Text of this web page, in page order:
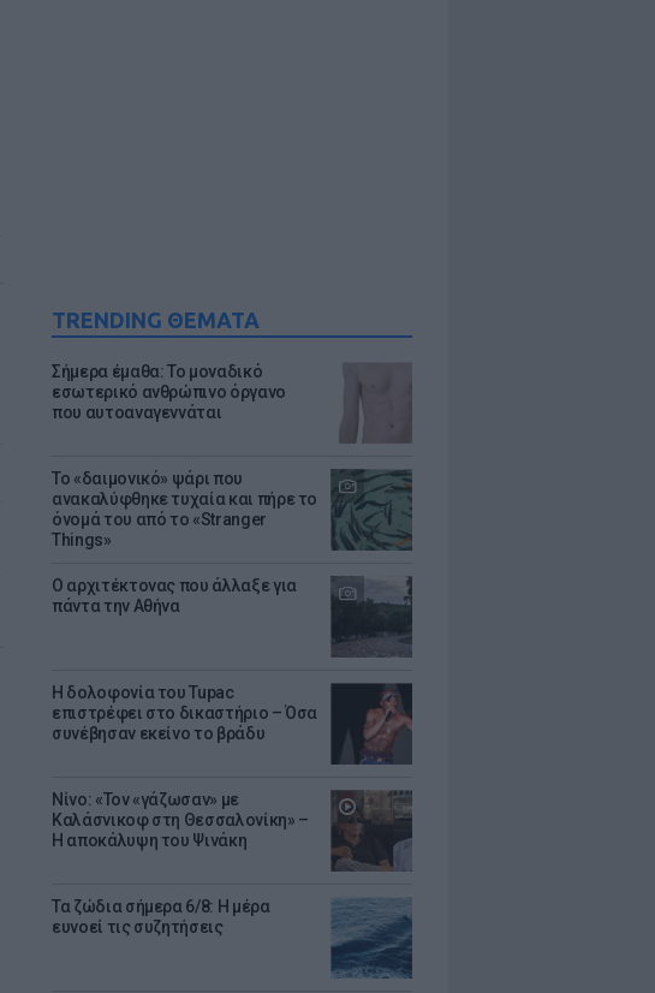
TRENDING ΘΕΜΑΤΑ
Σήμερα έμαθα: Το μοναδικό
εσωτερικό ανθρώπινο όργανο
που αυτοαναγεννάται
Το «δαιμονικό» ψάρι που
ανακαλύφθηκε τυχαία και πήρε το
όνομά του από το «Stranger
Things»
Ο αρχιτέκτονας που άλλαξε για
πάντα την Αθήνα
Η δολοφονία του Tupac
επιστρέφει στο δικαστήριο – Όσα
συνέβησαν εκείνο το βράδυ
Νίνο: «Τον «γάζωσαν» με
Καλάσνικοφ στη Θεσσαλονίκη» –
Η αποκάλυψη του Ψινάκη
Τα ζώδια σήμερα 6/8: Η μέρα
ευνοεί τις συζητήσεις